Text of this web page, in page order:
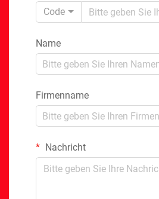
Code
Name
Firmenname
Nachricht